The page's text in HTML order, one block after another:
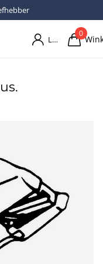
Login
0